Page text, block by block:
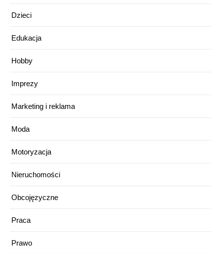
Dzieci
Edukacja
Hobby
Imprezy
Marketing i reklama
Moda
Motoryzacja
Nieruchomości
Obcojęzyczne
Praca
Prawo